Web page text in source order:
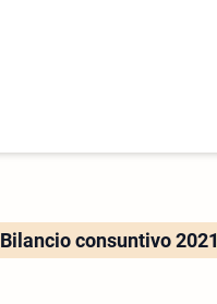
Bilancio consuntivo 2021